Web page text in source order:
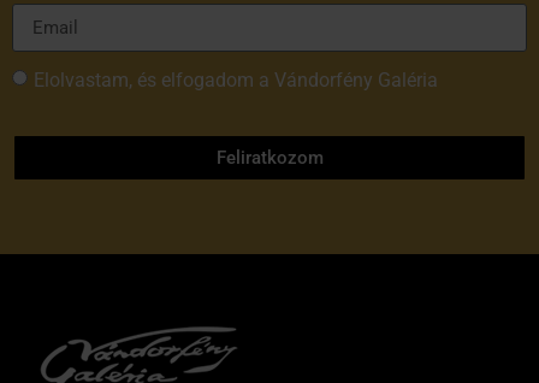
Elolvastam, és elfogadom a Vándorfény Galéria
Feliratkozom